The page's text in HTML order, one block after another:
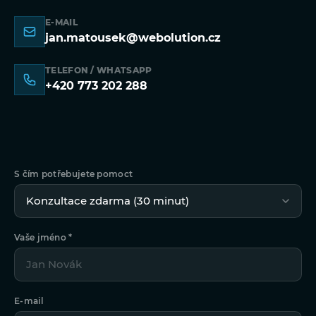
E-MAIL
jan.matousek@webolution.cz
TELEFON / WHATSAPP
+420 773 202 288
S čím potřebujete pomoct
Vaše jméno *
E-mail